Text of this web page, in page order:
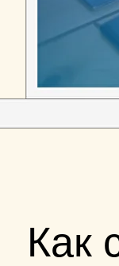
Как